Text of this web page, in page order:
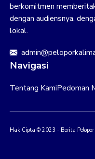
berkomitmen
dengan audiensnya,
lokal.
Navigasi
Tentang KamiPedoman
Hak Cipta © 2023 - Berita